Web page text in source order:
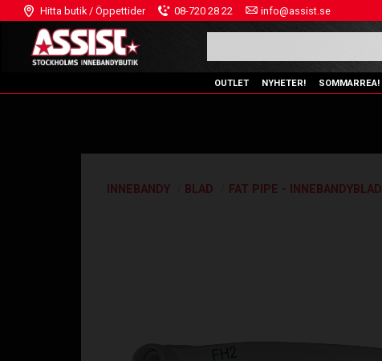
Hitta butik / Öppettider 08-720 28 22 info@assist.se
OUTLET NYHETER! SOMMARREA!
INNEBANDY BLAD FAT PIPE - INNEBANDYBLAD